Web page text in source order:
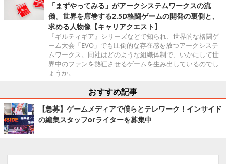
「まずやってみる」がアークシステムワークスの流
儀。世界を席巻する2.5D格闘ゲームの開発の裏側と、
求める人物像【キャリアクエスト】
『ギルティギア』シリーズなどで知られ、世界的な格闘ゲ
ーム大会「EVO」でも圧倒的な存在感を放つアークシステ
ムワークス。同社はどのような組織体制で、いかにして世
界中のファンを熱狂させるゲームを生み出しているのでし
ょうか。
おすすめ記事
【急募】ゲームメディアで僕らとテレワーク！インサイド
の編集スタッフorライターを募集中